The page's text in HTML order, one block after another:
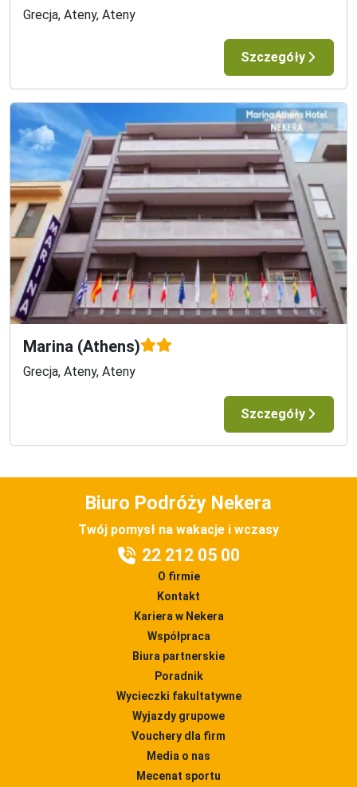
Grecja, Ateny, Ateny
Szczegóły
Marina (Athens)
Grecja, Ateny, Ateny
Szczegóły
Biuro Podróży Nekera
Twój pomysł na wakacje i wczasy
22 212 05 00
O firmie
Kontakt
Kariera w Nekera
Współpraca
Biura partnerskie
Poradnik
Wycieczki fakultatywne
Wyjazdy grupowe
Vouchery dla firm
Media o nas
Mecenat sportu